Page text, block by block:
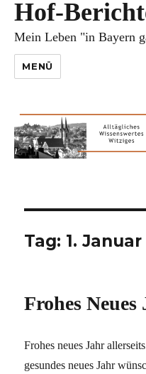
Hof-
Mein Leben "in Bayern
MENÜ
Tag: 1. Januar
Frohes Neues
Frohes neues Jahr
gesundes neues Jahr